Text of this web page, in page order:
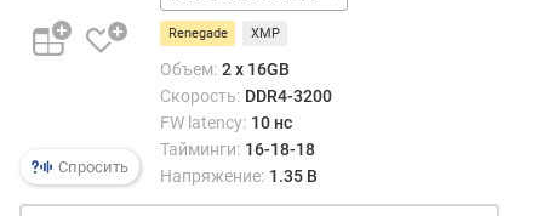
п
ы
в
Спросить
3600
CL16
DDR4-
4266
CL19
Renegade XMP
Объем: 2 х 16GB
Скорость: DDR4-3200
FW latency: 10 нс
Тайминги: 16-18-18
Напряжение: 1.35 В